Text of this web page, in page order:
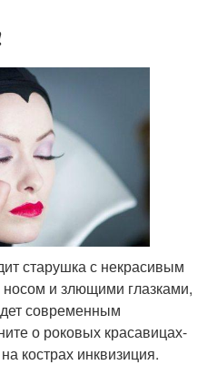
старушка с некрасивым
и злющими глазками,
современным
о роковых красавицах-
кострах инквизиция.